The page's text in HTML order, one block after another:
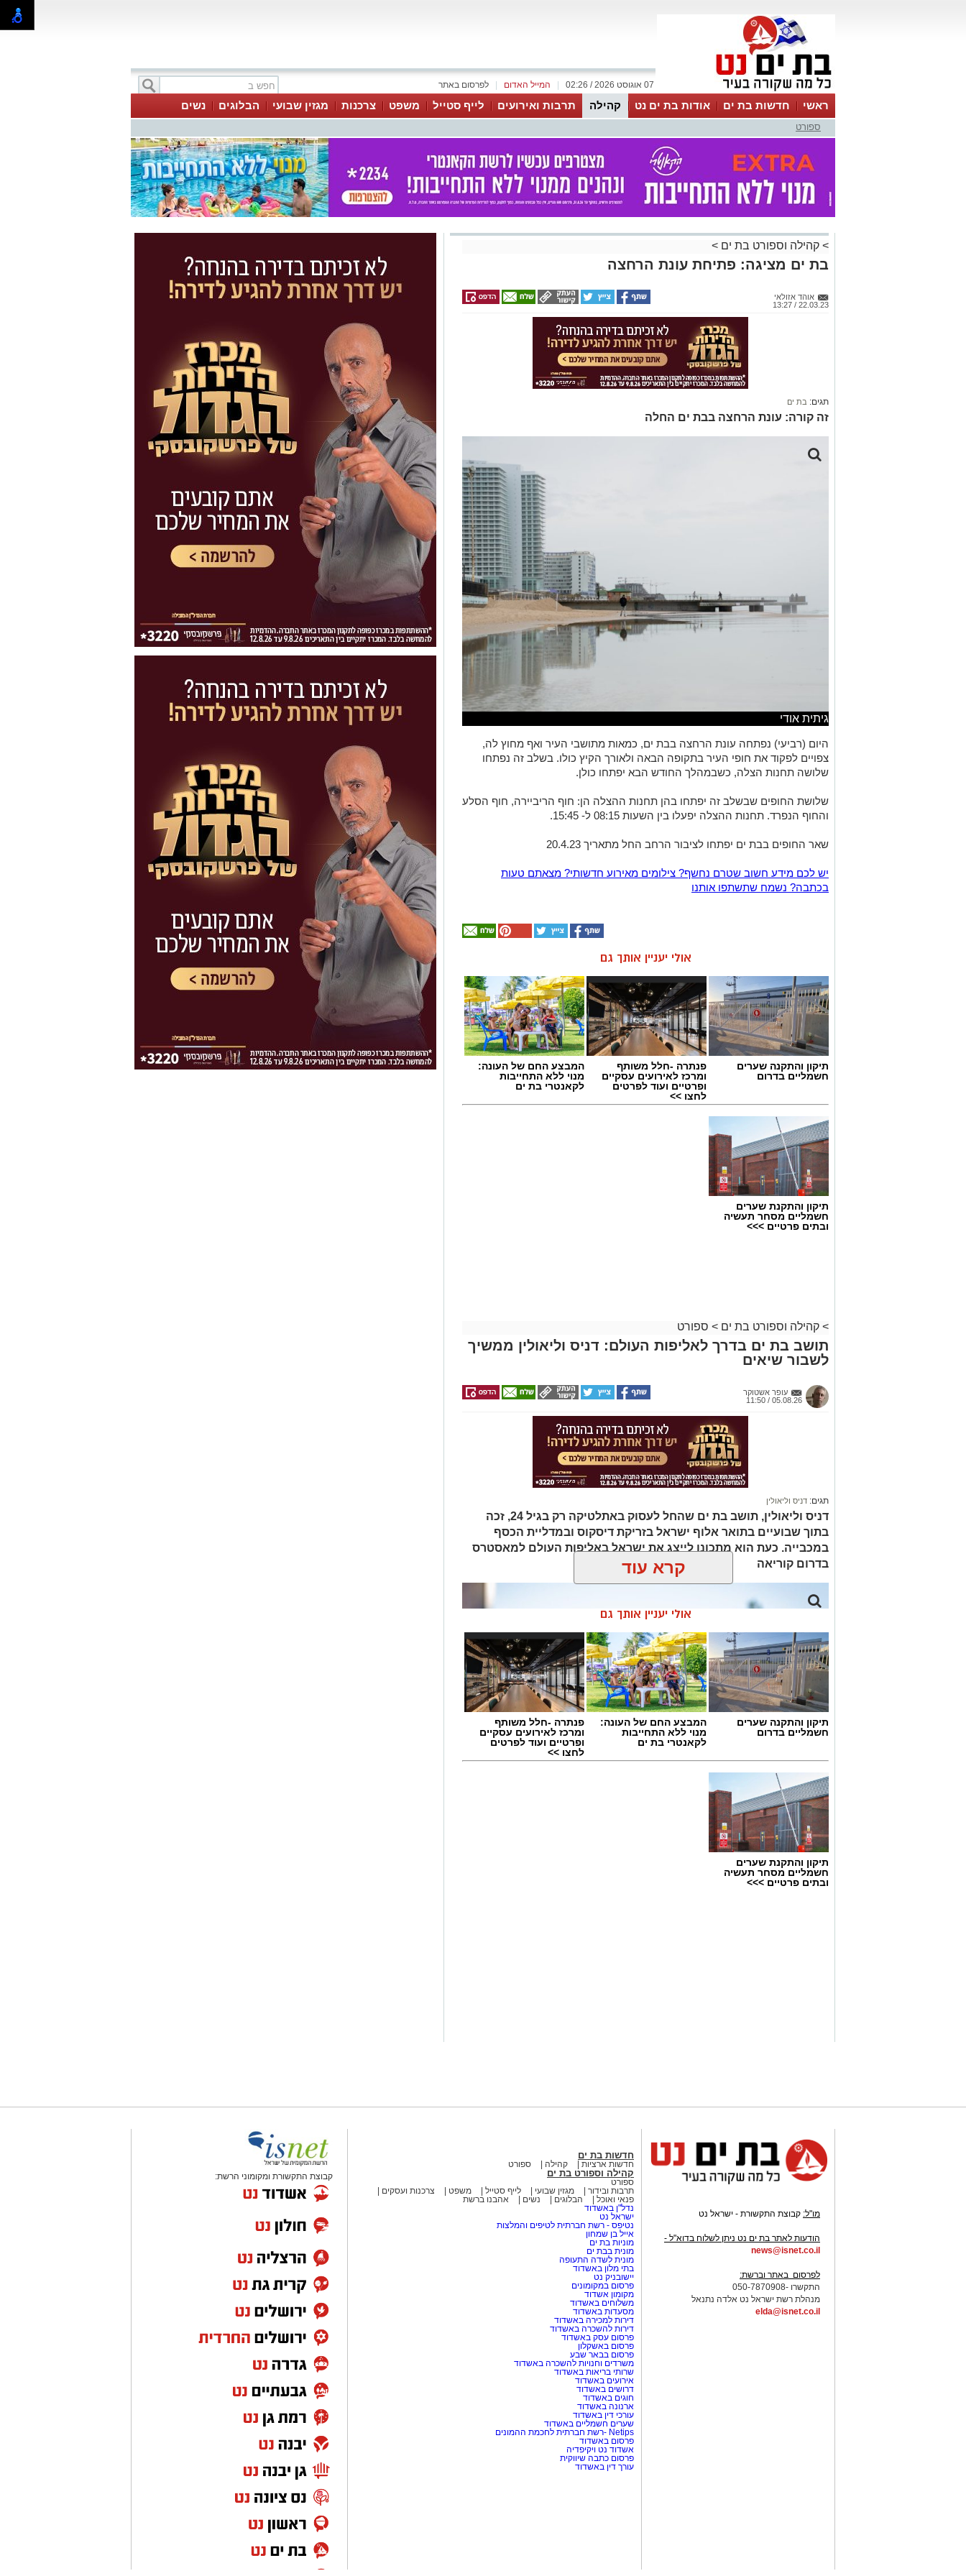
לפרסום באתר המייל האדום 07 אוגוסט 2026 / 02:26
ראשי חדשות בת ים אודות בת ים נט קהילה תרבות ואירועים לייף סטייל משפט צרכנות מגזין שבועי הבלוגים נשים
ספורט
> קהילה וספורט בת ים >
בת ים מציגה: פתיחת עונת הרחצה
אוהד אזולאי
22.03.23 / 13:27
תגים: בת ים
זה קורה: עונת הרחצה בבת ים החלה
גיתית אודי
היום (רביעי) נפתחה עונת הרחצה בבת ים, כמאות מתושבי העיר ואף מחוץ לה,
צפויים לפקוד את חופי העיר בתקופה הבאה ולאורך הקיץ כולו. בשלב זה נפתחו
שלושה תחנות הצלה, כשבמהלך החודש הבא יפתחו כולן.
שלושת החופים שבשלב זה יפתחו בהן תחנות ההצלה הן: חוף הריביירה, חוף הסלע
והחוף הנפרד. תחנות ההצלה יפעלו בין השעות 08:15 ל- 15:45.
שאר החופים בבת ים יפתחו לציבור הרחב החל מתאריך 20.4.23
יש לכם מידע חשוב שטרם נחשף? צילומים מאירוע חדשותי? מצאתם טעות
בכתבה? נשמח שתשתפו אותנו
אולי יעניין אותך גם
תיקון והתקנה שערים
חשמליים בדרום
פנתרה -חלל משותף
ומרכז לאירועים עסקיים
ופרטיים ועוד לפרטים
לחצו >>
המבצע החם של העונה:
מנוי ללא התחייבות
לקאנטרי בת ים
תיקון והתקנת שערים
חשמליים מסחר תעשיה
ובתים פרטיים >>>
> קהילה וספורט בת ים > ספורט
תושב בת ים בדרך לאליפות העולם: דניס וליאולין ממשיך
לשבור שיאים
עופר אשטוקר
05.08.26 / 11:50
תגים: דניס וליאולין
דניס וליאולין, תושב בת ים שהחל לעסוק באתלטיקה רק בגיל 24, זכה
בתוך שבועיים בתואר אלוף ישראל בזריקת דיסקוס ובמדליית הכסף
במכבייה. כעת הוא מתכונן לייצג את ישראל באליפות העולם למאסטרס
בדרום קוריאה
קרדיט צילום: רועי כפיר
גאווה מקומית לבת ים: דניס וליאולין ממשיך לרשום הישגים מרשימים בענף
קרא עוד
אולי יעניין אותך גם
תיקון והתקנה שערים
חשמליים בדרום
המבצע החם של העונה:
מנוי ללא התחייבות
לקאנטרי בת ים
פנתרה -חלל משותף
ומרכז לאירועים עסקיים
ופרטיים ועוד לפרטים
לחצו >>
תיקון והתקנת שערים
חשמליים מסחר תעשיה
ובתים פרטיים >>>
מו"ל: קבוצת התקשורת - ישראל נט
הודעות לאתר בת ים נט ניתן לשלוח בדוא"ל -
news@isnet.co.il
לפרסום באתר וברשת:
התקשרו -050-7870908
מנהלת רשת ישראל נט אלדה נתנאל
elda@isnet.co.il
חדשות בת ים
חדשות ארציות קהילה ספורט
קהילה וספורט בת ים
ספורט
תרבות ובידור
מגזין שבועי לייף סטייל משפט
צרכנות ועסקים
פנאי ואוכל
הבלוגים נשים
אהבנו ברשת
נדל"ן באשדוד
ישראל נט
נטיפס - רשת חברתית לטיפים והמלצות
אייל בן שמחון
מוניות בת ים
מונית בבת ים
מונית לשדה התעופה
בתי מלון באשדוד
יישובניק נט
פרסום במקומונים
מקומון אשדוד
משלוחים באשדוד
מסעדות באשדוד
דירות למכירה באשדוד
דירות להשכרה באשדוד
פרסום עסק באשדוד
פרסום באשקלון
פרסום בבאר שבע
משרדים וחנויות להשכרה באשדוד
שרותי בריאות באשדוד
אירועים באשדוד
דרושים באשדוד
חוגים באשדוד
ארנונה באשדוד
עורכי דין באשדוד
שערים חשמליים באשדוד
Netips -רשת חברתית לחכמת ההמונים
פרסום באשדוד
אשדוד נט ויקיפדיה
פרסום כתבה שיווקית
עורך דין באשדוד
קבוצת התקשורת ומקומוני הרשת: